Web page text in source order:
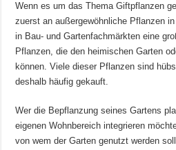
Wenn es um das Thema Giftpflanzen
zuerst an außergewöhnliche Pflanzen
in Bau- und Gartenfachmärkten eine
Pflanzen, die den heimischen Garten
können. Viele dieser Pflanzen sind
deshalb häufig gekauft.
Wer die Bepflanzung seines Gartens
eigenen Wohnbereich integrieren
von wem der Garten genutzt werden